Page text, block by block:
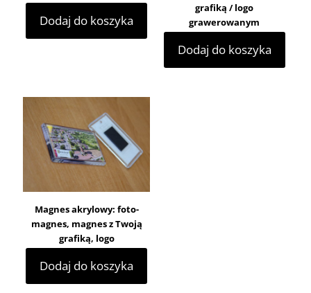
Dodaj do koszyka
grafiką / logo
grawerowanym
Dodaj do koszyka
Magnes akrylowy: foto-
magnes, magnes z Twoją
grafiką, logo
Dodaj do koszyka